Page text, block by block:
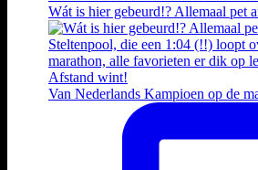
Wát is hier gebeurd!? Allemaal pet
Van Nederlands Kampioen op de